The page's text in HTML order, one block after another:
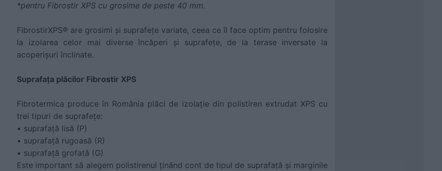
*pentru Fibrostir XPS cu grosime de peste 40 mm.
FibrostirXPS® are grosimi și suprafețe variate, ceea ce îl face optim pentru folosire
la izolarea celor mai diverse încăperi și suprafețe, de la terase inversate la
acoperișuri înclinate.
Suprafața plăcilor Fibrostir XPS
Fibrotermica produce în România plăci de izolație din polistiren extrudat XPS cu
trei tipuri de suprafețe:
• suprafață lisă (P)
• suprafață rugoasă (R)
• suprafață grofată (G)
Este important să alegem polistirenul ținând cont de tipul de suprafață și marginile